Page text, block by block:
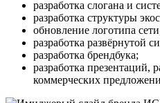
разработка слогана и
разработка структуры
обновление логотипа
разработка развёрнутой
разработка брендбука;
разработка презентаций,
коммерческих